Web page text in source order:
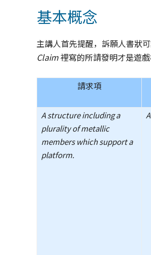
基本概念
主講人首先提醒，訴願人書狀
Claim裡寫的所請發明才是遊
請求項
A structure including a
plurality of metallic
members which support a
platform.